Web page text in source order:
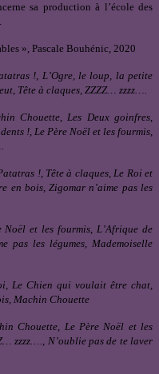
sa production à l’école des
.
», Pascale Bouhénic, 2020
!, L’Ogre, le loup, la petite
, Tête à claques, ZZZZ… zzzz….
Chouette,Les Deux goinfres,
!, Le Père Noël et les fourmis,
!, Tête à claques, Le Roi et
en bois, Zigomar n’aime pas les
Noël et les fourmis,L’Afrique de
pas les légumes, Mademoiselle
, Le Chien qui voulait être chat,
Machin Chouette
Chouette, Le Père Noël et les
zzzz…., N’oublie pas de te laver